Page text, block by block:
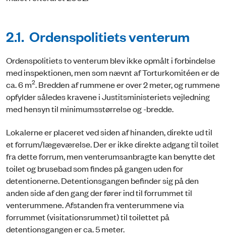
2.1. Ordenspolitiets venterum
Ordenspolitiets to venterum blev ikke opmålt i forbindelse
med inspektionen, men som nævnt af Torturkomitéen er de
ca. 6 m2. Bredden af rummene er over 2 meter, og rummene
opfylder således kravene i Justitsministeriets vejledning
med hensyn til minimumsstørrelse og -bredde.
Lokalerne er placeret ved siden af hinanden, direkte ud til
et forrum/lægeværelse. Der er ikke direkte adgang til toilet
fra dette forrum, men venterumsanbragte kan benytte det
toilet og brusebad som findes på gangen uden for
detentionerne. Detentionsgangen befinder sig på den
anden side af den gang der fører ind til forrummet til
venterummene. Afstanden fra venterummene via
forrummet (visitationsrummet) til toilettet på
detentionsgangen er ca. 5 meter.